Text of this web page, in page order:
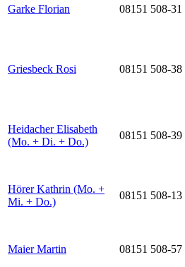
Garke Florian 08151 508-31
Griesbeck Rosi 08151 508-38
Heidacher Elisabeth
(Mo. + Di. + Do.)
08151 508-39
Hörer Kathrin (Mo. +
Mi. + Do.)
08151 508-13
Maier Martin 08151 508-57